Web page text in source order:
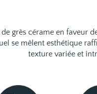
de grès cérame en
se mêlent esthétique
texture variée et